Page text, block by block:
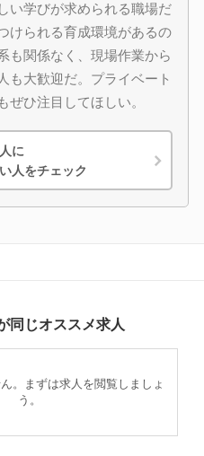
い学びが求められる職場だ
けられる育成環境があるの
も関係なく、現場作業から
も大歓迎だ。プライベート
ぜひ注目してほしい。
に
人をチェック
同じオススメ求人
。まずは求人を閲覧しましょ
う。